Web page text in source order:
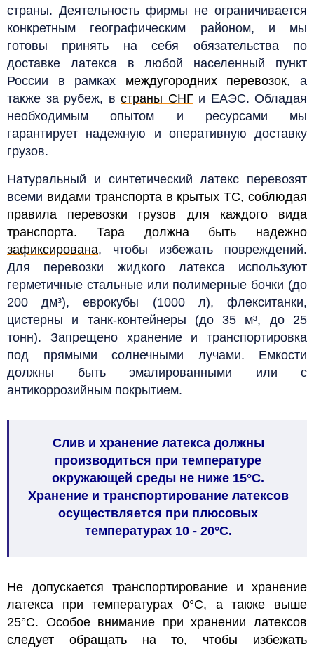
страны. Деятельность фирмы не ограничивается
конкретным географическим районом, и мы
готовы принять на себя обязательства по
доставке латекса в любой населенный пункт
России в рамках междугородних перевозок, а
также за рубеж, в страны СНГи ЕАЭС. Обладая
необходимым опытом и ресурсами мы
гарантирует надежную и оперативную доставку
грузов.
Натуральный и синтетический латекс перевозят
всеми видами транспортав крытых ТС, соблюдая
правила перевозки грузов для каждого вида
транспорта. Тара должна быть надежно
зафиксирована, чтобы избежать повреждений.
Для перевозки жидкого латекса используют
герметичные стальные или полимерные бочки (до
200 дм³), еврокубы (1000 л), флекситанки,
цистерны и танк-контейнеры (до 35 м³, до 25
тонн). Запрещено хранение и транспортировка
под прямыми солнечными лучами. Емкости
должны быть эмалированными или с
антикоррозийным покрытием.
Слив и хранение латекса должны
производиться при температуре
окружающей среды не ниже 15°С.
Хранение и транспортирование латексов
осуществляется при плюсовых
температурах 10 - 20°С.
Не допускается транспортирование и хранение
латекса при температурах 0°С, а также выше
25°С. Особое внимание при хранении латексов
следует обращать на то, чтобы избежать